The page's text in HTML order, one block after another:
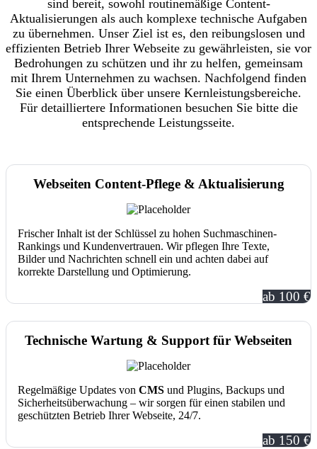
sind bereit, sowohl routinemäßige Content-
Aktualisierungen als auch komplexe technische Aufgaben
zu übernehmen. Unser Ziel ist es, den reibungslosen und
effizienten Betrieb Ihrer Webseite zu gewährleisten, sie vor
Bedrohungen zu schützen und ihr zu helfen, gemeinsam
mit Ihrem Unternehmen zu wachsen. Nachfolgend finden
Sie einen Überblick über unsere Kernleistungsbereiche.
Für detailliertere Informationen besuchen Sie bitte die
entsprechende Leistungsseite.
Webseiten Content-Pflege & Aktualisierung
Frischer Inhalt ist der Schlüssel zu hohen Suchmaschinen-
Rankings und Kundenvertrauen. Wir pflegen Ihre Texte,
Bilder und Nachrichten schnell ein und achten dabei auf
korrekte Darstellung und Optimierung.
ab 100 €
Technische Wartung & Support für Webseiten
Regelmäßige Updates von CMS und Plugins, Backups und
Sicherheitsüberwachung – wir sorgen für einen stabilen und
geschützten Betrieb Ihrer Webseite, 24/7.
ab 150 €